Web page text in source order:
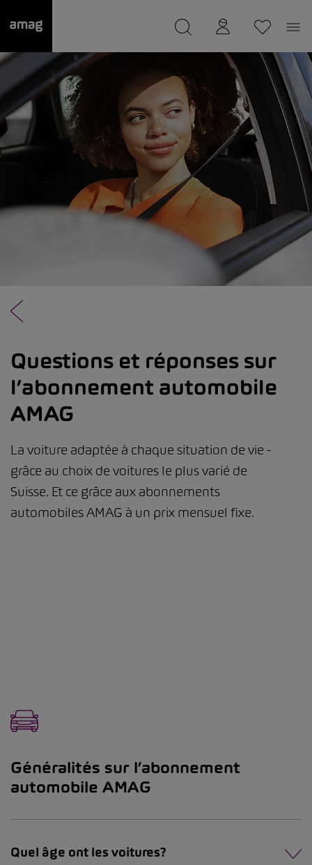
Questions et réponses sur
l’abonnement automobile
AMAG
La voiture adaptée à chaque situation de vie -
grâce au choix de voitures le plus varié de
Suisse. Et ce grâce aux abonnements
automobiles AMAG à un prix mensuel fixe.
Généralités sur l’abonnement
automobile AMAG
Quel âge ont les voitures?